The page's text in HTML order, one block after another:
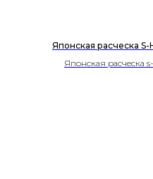
Японская расческа S-
Японская расческа